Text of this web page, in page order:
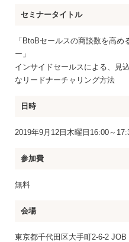
セミナータイトル
「BtoBセールスの商談数を高
ー」
インサイドセールスによる、見
なリードナーチャリング方法
日時
2019年9月12日木曜日16:00～
参加費
無料
会場
東京都千代田区大手町2-6-2